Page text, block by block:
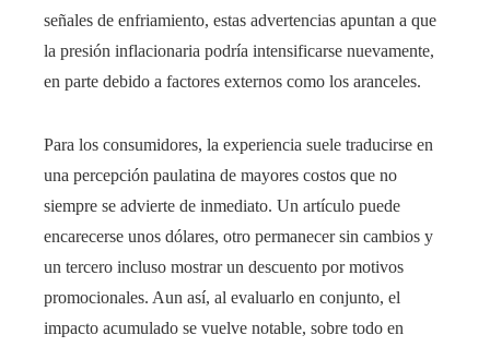
señales de enfriamiento, estas advertencias apuntan a que
la presión inflacionaria podría intensificarse nuevamente,
en parte debido a factores externos como los aranceles.
Para los consumidores, la experiencia suele traducirse en
una percepción paulatina de mayores costos que no
siempre se advierte de inmediato. Un artículo puede
encarecerse unos dólares, otro permanecer sin cambios y
un tercero incluso mostrar un descuento por motivos
promocionales. Aun así, al evaluarlo en conjunto, el
impacto acumulado se vuelve notable, sobre todo en